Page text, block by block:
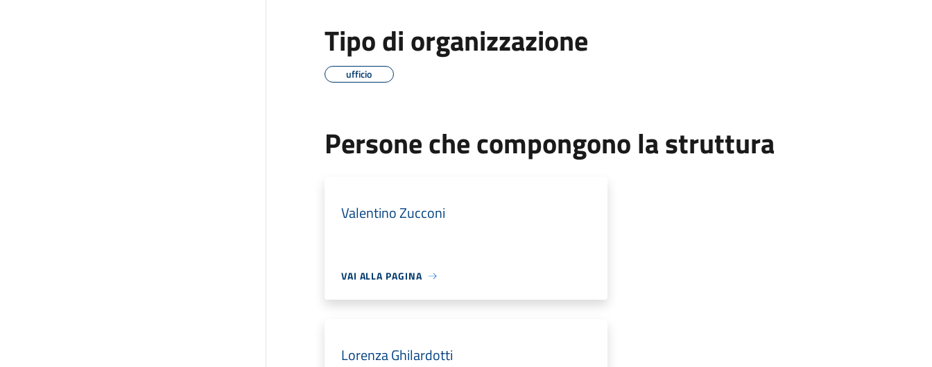
Tipo di organizzazione
ufficio
Persone che compongono la struttura
Valentino Zucconi
VAI ALLA PAGINA
Lorenza Ghilardotti